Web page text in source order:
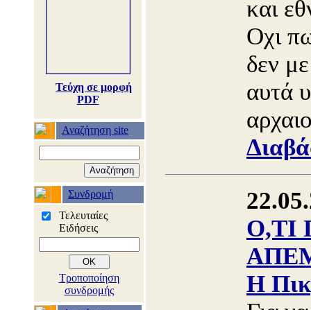
Τεύχη σε μορφή
PDF
Αναζήτηση site
Συνδρομή
Τελευταίες
Ειδήσεις
Τροποποίηση
συνδρομής
και
Οχι
δεν
αυτά
Ο,ΤΙ
Η